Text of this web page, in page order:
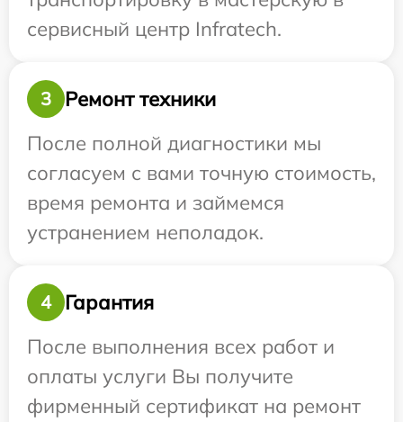
сервисный центр Infratech.
3
Ремонт техники
После полной диагностики мы
согласуем с вами точную стоимость,
время ремонта и займемся
устранением неполадок.
4
Гарантия
После выполнения всех работ и
оплаты услуги Вы получите
фирменный сертификат на ремонт